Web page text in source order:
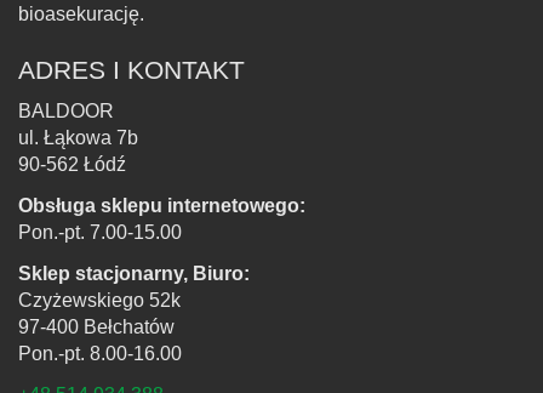
bioasekurację.
ADRES I KONTAKT
BALDOOR
ul. Łąkowa 7b
90-562 Łódź
Obsługa sklepu internetowego:
Pon.-pt. 7.00-15.00
Sklep stacjonarny, Biuro:
Czyżewskiego 52k
97-400 Bełchatów
Pon.-pt. 8.00-16.00